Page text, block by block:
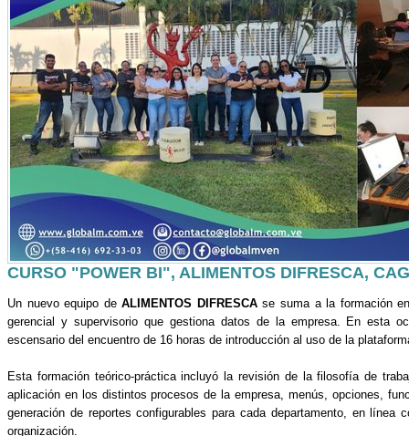
CURSO "POWER BI", ALIMENTOS DIFRESCA,
Un nuevo equipo deALIMENTOS DIFRESCAse suma a la formación
gerencial y supervisorio que gestiona datos de la empresa. En esta
escensario del encuentro de 16 horas de introducción al uso de la
Esta formación teórico-práctica incluyó la revisión de la filosofía de
aplicación en los distintos procesos de la empresa, menús, opciones,
generación de reportes configurables para cada departamento, en línea
organización.